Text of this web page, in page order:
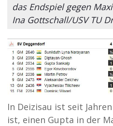
das Endspiel gegen
Ina Gottschall/USV TU
In Deizisau ist seit
ist, einen Gupta in der